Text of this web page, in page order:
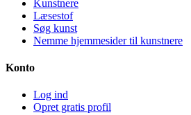
Kunstnere
Læsestof
Søg kunst
Nemme hjemmesider til kunstnere
Konto
Log ind
Opret gratis profil